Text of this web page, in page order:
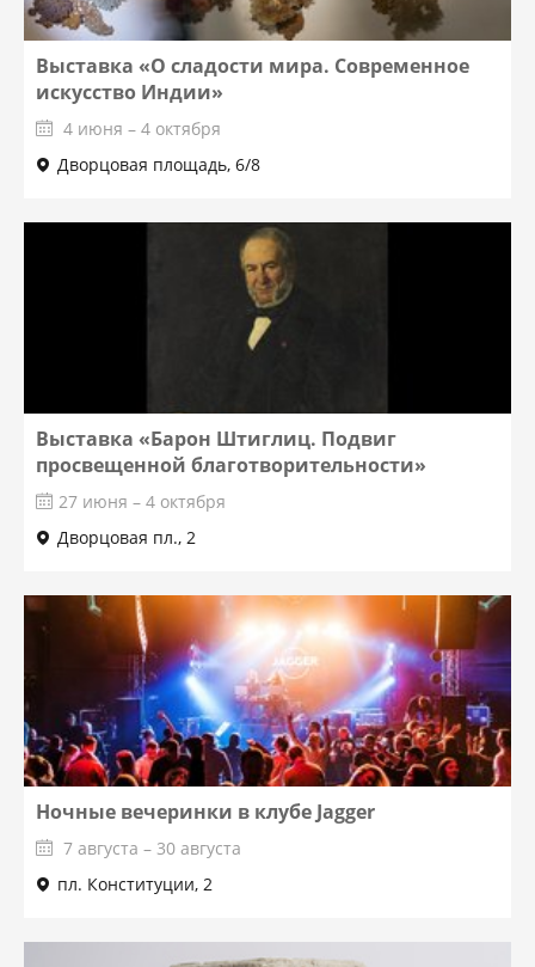
Выставка «О сладости мира. Современное
искусство Индии»
4 июня – 4 октября
Дворцовая площадь, 6/8
Выставка «Барон Штиглиц. Подвиг
просвещенной благотворительности»
27 июня – 4 октября
Дворцовая пл., 2
Ночные вечеринки в клубе Jagger
7 августа – 30 августа
пл. Конституции, 2